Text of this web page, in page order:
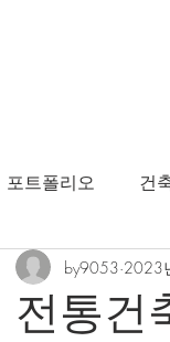
포트폴리오 건
전통건
by9053 2023